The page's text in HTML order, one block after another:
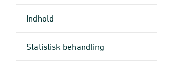
Indhold
Statistisk behandling